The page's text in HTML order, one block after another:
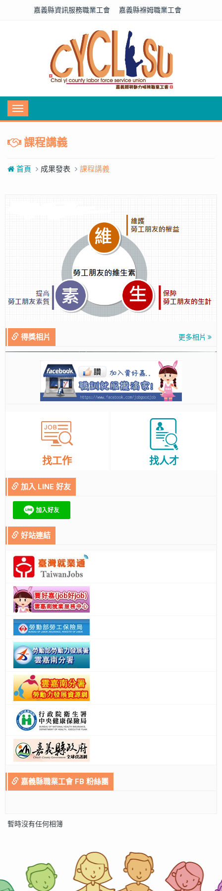
嘉義縣資訊服務職業工會 嘉義縣褓姆職業工會
Toggle
navigation
課程講義
首頁 成果發表 課程講義
得獎相片 更多相片
找工作 找人才
加入 LINE 好友
好站連結
嘉義縣職業工會 FB 粉絲團
暫時沒有任何相簿